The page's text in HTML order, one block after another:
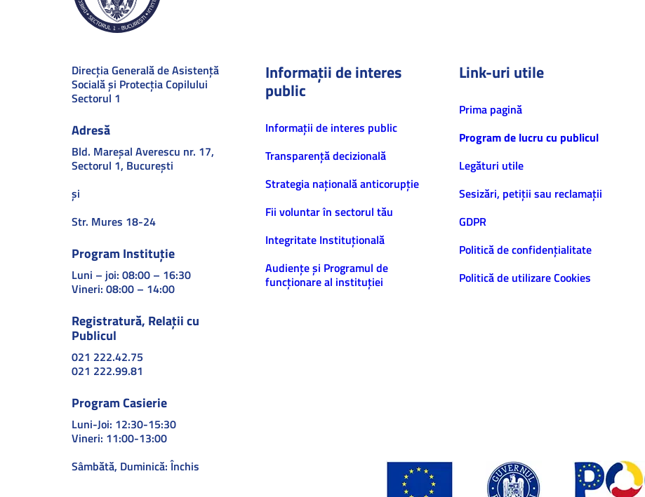
Direcţia Generală de Asistenţă
Socială şi Protecţia Copilului
Sectorul 1
Adresă
Bld. Mareşal Averescu nr. 17,
Sectorul 1, Bucureşti
și
Str. Mures 18-24
Program Instituție
Luni – joi: 08:00 – 16:30
Vineri: 08:00 – 14:00
Registratură, Relații cu
Publicul
021 222.42.75
021 222.99.81
Program Casierie
Luni-Joi: 12:30-15:30
Vineri: 11:00-13:00
Sâmbătă, Duminică: Închis
Informații de interes
public
Informaţii de interes public
Transparență decizională
Strategia națională anticorupție
Fii voluntar în sectorul tău
Integritate Instituțională
Audiențe și Programul de
funcționare al instituției
Link-uri utile
Prima pagină
Program de lucru cu publicul
Legături utile
Sesizări, petiţii sau reclamații
GDPR
Politică de confidenţialitate
Politică de utilizare Cookies